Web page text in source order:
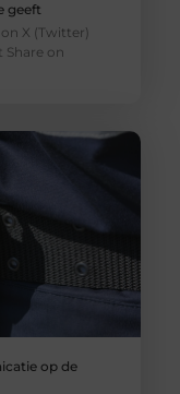
geeft
X (Twitter)
Share on
op de